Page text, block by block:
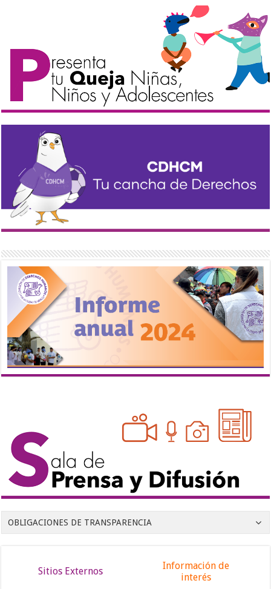
OBLIGACIONES DE TRANSPARENCIA
Sitios Externos
Información de
interés